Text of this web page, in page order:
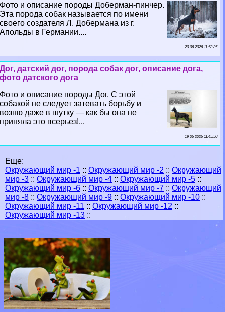
Фото и описание породы Доберман-пинчер.
Эта порода собак называется по имени
своего создателя Л. Добермана из г.
Апольды в Германии....
20 06 2026 11:53:35
Дог, датский дог, порода собак дог, описание дога,
фото датского дога
Фото и описание породы Дог. С этой
собакой не следует затевать борьбу и
возню даже в шутку — как бы она не
приняла это всерьез!...
19 06 2026 11:45:50
Еще:
Окружающий мир -1 :: Окружающий мир -2 :: Окружающий
мир -3 :: Окружающий мир -4 :: Окружающий мир -5 ::
Окружающий мир -6 :: Окружающий мир -7 :: Окружающий
мир -8 :: Окружающий мир -9 :: Окружающий мир -10 ::
Окружающий мир -11 :: Окружающий мир -12 ::
Окружающий мир -13 ::